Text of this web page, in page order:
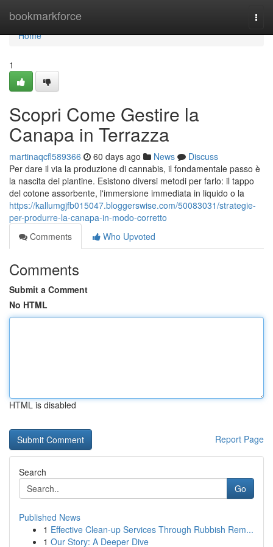
bookmarkforce
Home
Home
1
Scopri Come Gestire la
Canapa in Terrazza
martinaqcfl589366 60 days ago News
Discuss
Per dare il via la produzione di cannabis, il fondamentale passo è
la nascita dei piantine. Esistono diversi metodi per farlo: il tappo
del cotone assorbente, l'immersione immediata in liquido o la
https://kallumgjfb015047.bloggerswise.com/50083031/strategie-
per-produrre-la-canapa-in-modo-corretto
Comments
Who Upvoted
Comments
Submit a Comment
No HTML
HTML is disabled
Report Page
Search
Go
Published News
1 Effective Clean-up Services Through Rubbish Rem...
1 Our Story: A Deeper Dive